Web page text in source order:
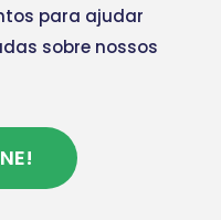
para ajudar
sobre nossos